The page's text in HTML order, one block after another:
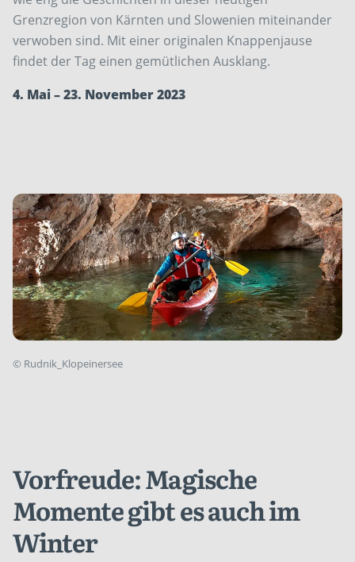
Grenzregion von Kärnten und Slowenien miteinander
verwoben sind. Mit einer originalen Knappenjause
findet der Tag einen gemütlichen Ausklang.
4. Mai – 23. November 2023
© Rudnik_Klopeinersee
Vorfreude: Magische
Momente gibt es auch im
Winter